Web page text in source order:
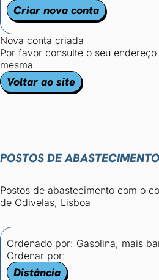
Criar nova conta
Nova conta criada
Por favor consulte o seu
mesma
Voltar ao site
POSTOS DE
Postos de abastecimento com o
de Odivelas, Lisboa
Ordenado por: Gasolina, mais
Ordenar por:
Distância